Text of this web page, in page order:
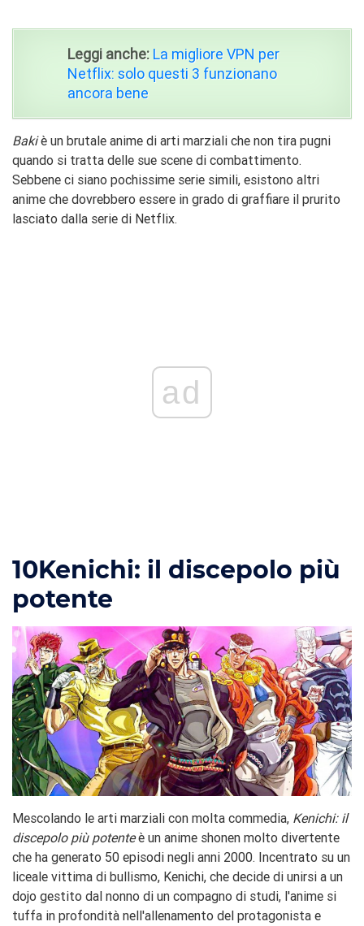
Leggi anche: La migliore VPN per
Netflix: solo questi 3 funzionano
ancora bene
Bakiè un brutale anime di arti marziali che non tira pugni
quando si tratta delle sue scene di combattimento.
Sebbene ci siano pochissime serie simili, esistono altri
anime che dovrebbero essere in grado di graffiare il prurito
lasciato dalla serie di Netflix.
ad
10Kenichi: il discepolo più
potente
Mescolando le arti marziali con molta commedia, Kenichi: il
discepolo più potenteè un anime shonen molto divertente
che ha generato 50 episodi negli anni 2000. Incentrato su un
liceale vittima di bullismo, Kenichi, che decide di unirsi a un
dojo gestito dal nonno di un compagno di studi, l'anime si
tuffa in profondità nell'allenamento del protagonista e